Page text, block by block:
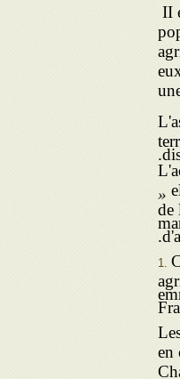
II
»
de
en